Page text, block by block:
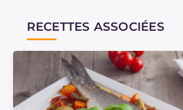
RECETTES ASSOCIÉES